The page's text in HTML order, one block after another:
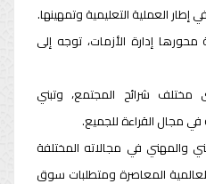
إطار العملية التعليمية وتمهينها.
محورها إدارة الأزمات، توجه إلى
مختلف شرائح المجتمع، وتبني
مجال القراءة للجميع.
والمهني في مجالاته المختلفة
المعاصرة ومتطلبات سوق